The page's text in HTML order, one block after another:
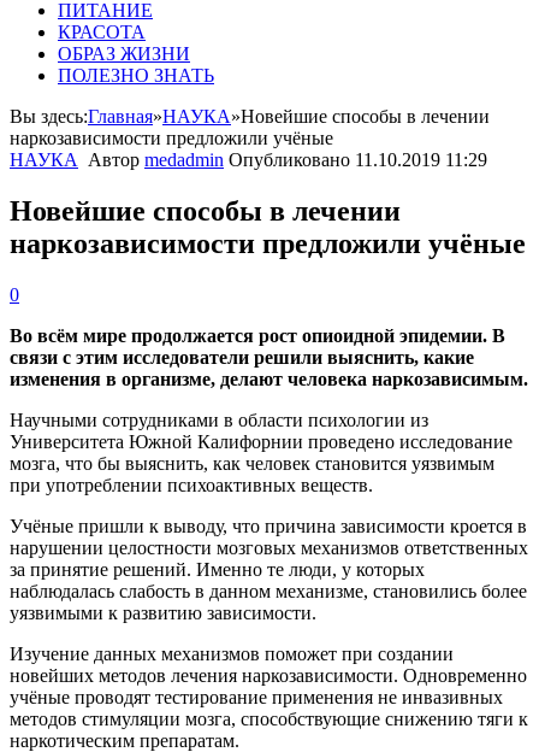
ПИТАНИЕ
КРАСОТА
ОБРАЗ ЖИЗНИ
ПОЛЕЗНО ЗНАТЬ
Вы здесь:Главная»НАУКА»Новейшие способы в лечении
наркозависимости предложили учёные
НАУКА
Автор medadmin Опубликовано 11.10.2019 11:29
Новейшие способы в лечении
наркозависимости предложили учёные
0
Во всём мире продолжается рост опиоидной эпидемии. В
связи с этим исследователи решили выяснить, какие
изменения в организме, делают человека наркозависимым.
Научными сотрудниками в области психологии из
Университета Южной Калифорнии проведено исследование
мозга, что бы выяснить, как человек становится уязвимым
при употреблении психоактивных веществ.
Учёные пришли к выводу, что причина зависимости кроется в
нарушении целостности мозговых механизмов ответственных
за принятие решений. Именно те люди, у которых
наблюдалась слабость в данном механизме, становились более
уязвимыми к развитию зависимости.
Изучение данных механизмов поможет при создании
новейших методов лечения наркозависимости. Одновременно
учёные проводят тестирование применения не инвазивных
методов стимуляции мозга, способствующие снижению тяги к
наркотическим препаратам.